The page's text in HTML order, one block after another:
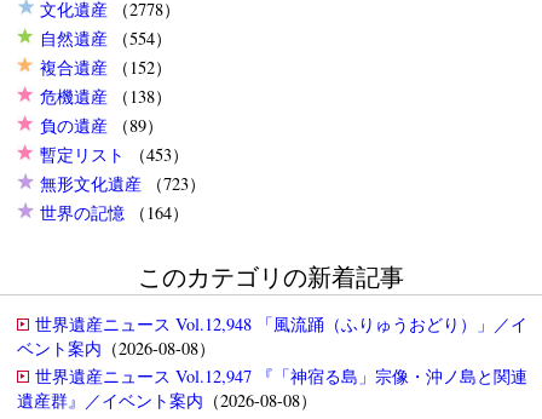
文化遺産（2778）
自然遺産（554）
複合遺産（152）
危機遺産（138）
負の遺産（89）
暫定リスト
（453）
無形文化遺産（723）
世界の記憶（164）
このカテゴリの新着記事
世界遺産ニュース Vol.12,948 「風流踊（ふりゅうおどり）」／イ
ベント案内 （2026-08-08）
世界遺産ニュース Vol.12,947 『「神宿る島」宗像・沖ノ島と関連
遺産群』／イベント案内 （2026-08-08）